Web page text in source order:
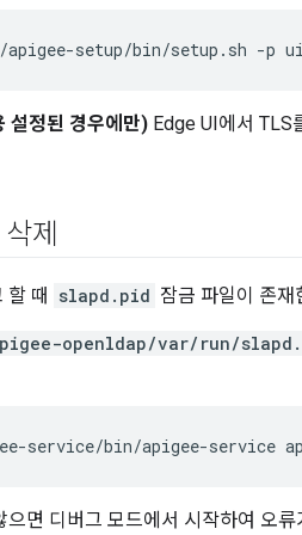
apigee-setup/bin/setup.sh -p
설정된 경우에만) Edge UI에서 TLS
제
할 때 slapd.pid 잠금 파일이 존재
openldap/var/run/
service/bin/apigee-service
면 디버그 모드에서 시작하여 오류